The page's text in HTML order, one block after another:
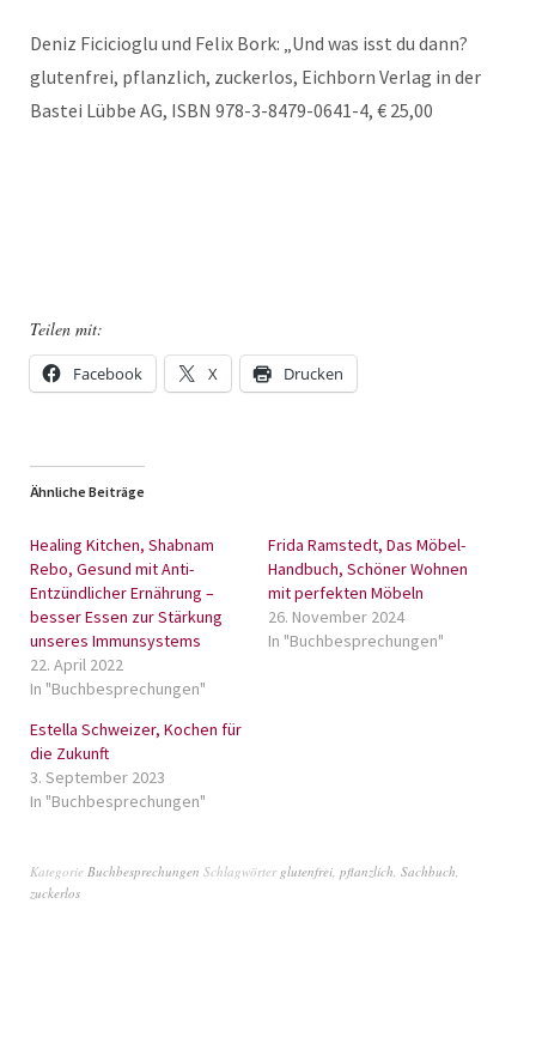
Deniz Ficicioglu und Felix Bork: „Und was isst du dann?
glutenfrei, pflanzlich, zuckerlos, Eichborn Verlag in der
Bastei Lübbe AG, ISBN 978-3-8479-0641-4, € 25,00
Teilen mit:
Facebook X Drucken
Ähnliche Beiträge
Healing Kitchen, Shabnam
Rebo, Gesund mit Anti-
Entzündlicher Ernährung –
besser Essen zur Stärkung
unseres Immunsystems
22. April 2022
In "Buchbesprechungen"
Frida Ramstedt, Das Möbel-
Handbuch, Schöner Wohnen
mit perfekten Möbeln
26. November 2024
In "Buchbesprechungen"
Estella Schweizer, Kochen für
die Zukunft
3. September 2023
In "Buchbesprechungen"
Kategorie Buchbesprechungen Schlagwörter glutenfrei, pflanzlich, Sachbuch,
zuckerlos